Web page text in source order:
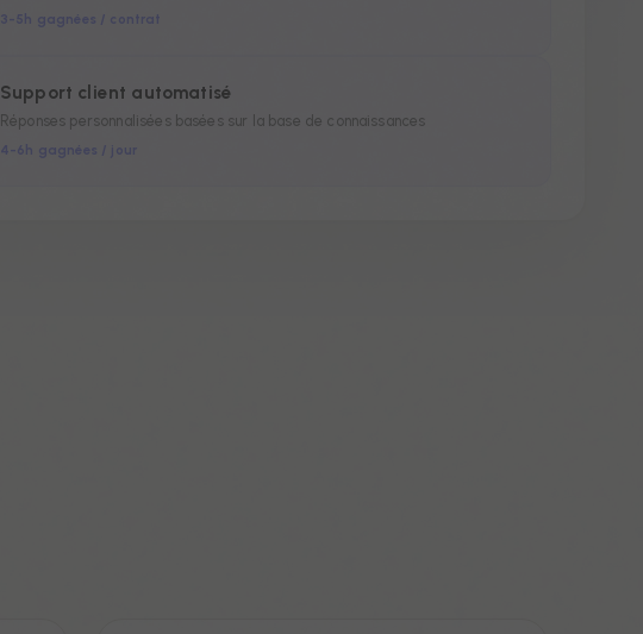
3-5h gagnées / contrat
Support client automatisé
Réponses personnalisées basées sur la base de connaissances
4-6h gagnées / jour